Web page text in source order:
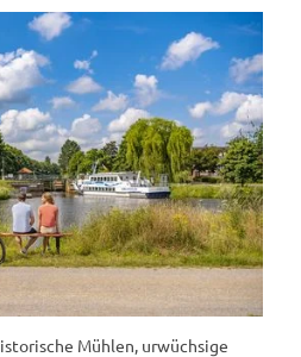
Mühlen, urwüchsige